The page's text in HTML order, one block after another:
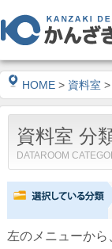
HOME > 資料室
資料室 分
DATAROOM
左のメニューから